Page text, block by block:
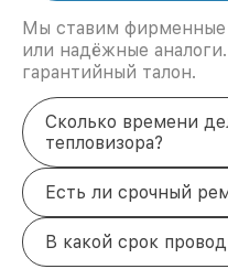
Мы ставим
или надёжные
гарантийный талон.
Сколько времени
тепловизора?
Есть ли срочный
В какой срок